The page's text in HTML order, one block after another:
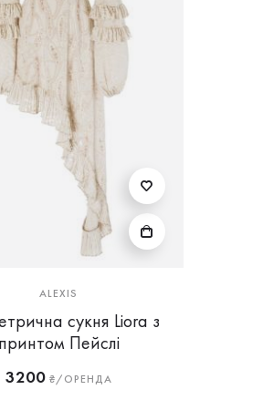
ALEXIS
сукня Liora з
принтом Пейслі
3200₴/ОРЕНДА